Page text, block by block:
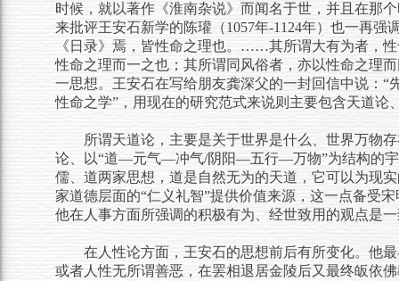
时候，就以著作《淮南杂说》而闻名于世，并且在那
来批评王安石新学的陈瓘（1057年-1124年）也一再
《日录》焉，皆性命之理也。……其所谓大有为者，
性命之理而一之也；其所谓同风俗者，亦以性命之理
一思想。王安石在写给朋友龚深父的一封回信中说：
性命之学”，用现在的研究范式来说则主要包含天道论
所谓天道论，主要是关于世界是什么、世界万物
论、以“道—元气—冲气/阴阳—五行—万物”为结构的宇
儒、道两家思想，道是自然无为的天道，它可以为现
家道德层面的“仁义礼智”提供价值来源，这一点备受
他在人事方面所强调的积极有为、经世致用的观点是
在人性论方面，王安石的思想前后有所变化。他
或者人性无所谓善恶，在罢相退居金陵后又最终皈依